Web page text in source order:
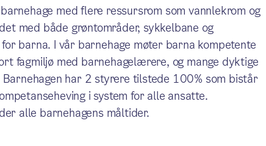
med flere ressursrom som vannlekrom og
med både grøntområder, sykkelbane og
barna. I vår barnehage møter barna kompetente
fagmiljø med barnehagelærere, og mange dyktige
har 2 styrere tilstede 100% som bistår
i system for alle ansatte.
alle barnehagens måltider.